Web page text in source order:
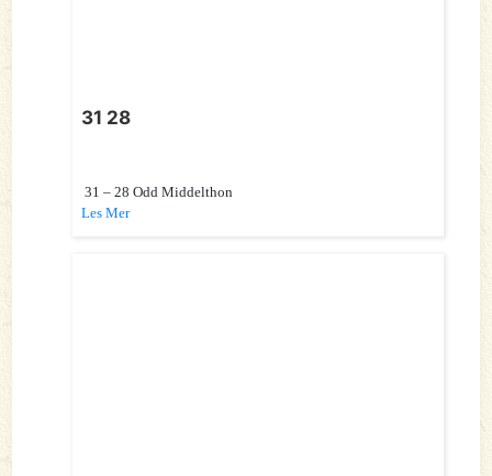
31 28
31 – 28 Odd Middelthon
Les Mer